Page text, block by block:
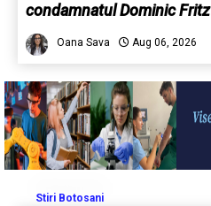
condamnatul Dominic Fritz
Oana Sava Aug 06, 2026
Stiri Botosani